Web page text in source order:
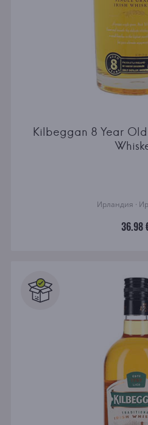
Kilbeggan 8 Year
Ирландия ·
36.98